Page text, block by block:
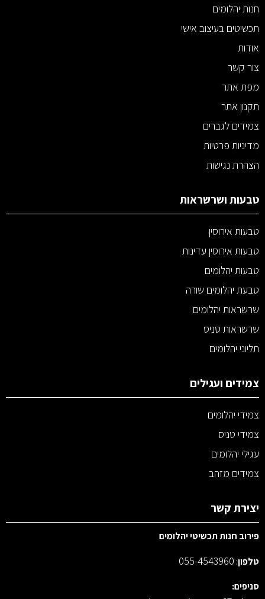
חנות יהלומים
תכשיטים בעיצוב אישי
אודות
צור קשר
מפת אתר
תקנון אתר
צמידים לגברים
מדיניות פרטיות
הצהרת נגישות
טבעות ושרשראות
טבעות אירוסין
טבעות אירוסין עדינות
טבעות יהלומים
טבעת יהלומים שורה
שרשראות יהלומים
שרשראות טניס
תליוני יהלומים
צמידים ועגילים
צמידי יהלומים
צמידי טניס
עגילי יהלומים
צמידים מזהב
יצירת קשר
פירוב חנות תכשיטי יהלומים
טלפון:
055-4543960
סניפים: